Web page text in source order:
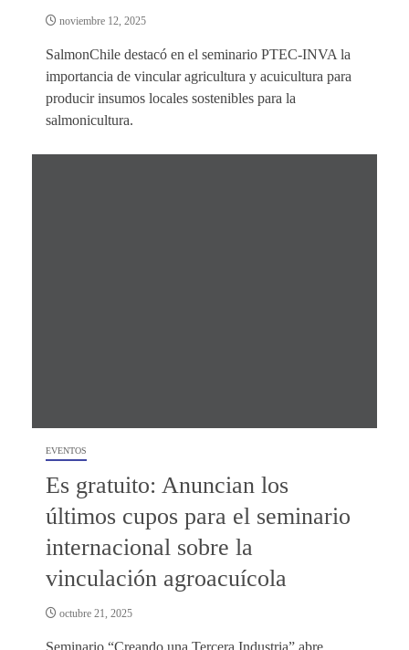
noviembre 12, 2025
SalmonChile destacó en el seminario PTEC-INVA la
importancia de vincular agricultura y acuicultura para
producir insumos locales sostenibles para la
salmonicultura.
EVENTOS
Es gratuito: Anuncian los
últimos cupos para el seminario
internacional sobre la
vinculación agroacuícola
octubre 21, 2025
Seminario “Creando una Tercera Industria” abre